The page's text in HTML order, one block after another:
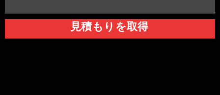
見積もりを取得